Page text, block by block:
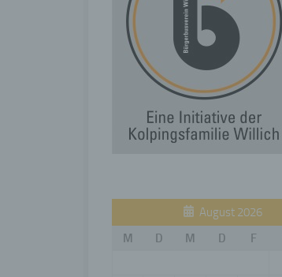
August 2026
M
D M D F